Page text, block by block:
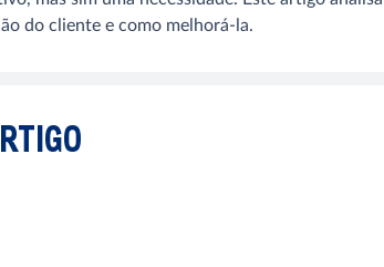
do cliente e como melhorá-la.